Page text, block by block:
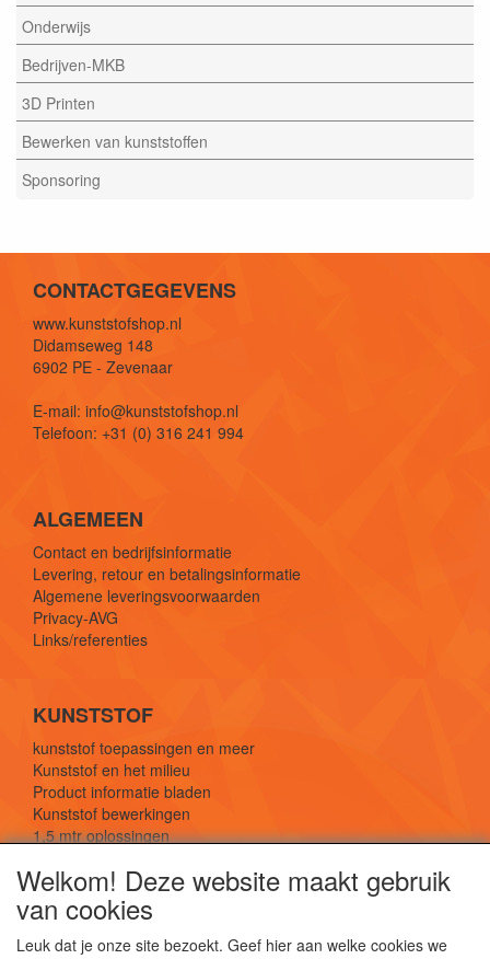
Onderwijs
Bedrijven-MKB
3D Printen
Bewerken van kunststoffen
Sponsoring
CONTACTGEGEVENS
www.kunststofshop.nl
Didamseweg 148
6902 PE - Zevenaar
E-mail: info@kunststofshop.nl
Telefoon: +31 (0) 316 241 994
ALGEMEEN
Contact en bedrijfsinformatie
Levering, retour en betalingsinformatie
Algemene leveringsvoorwaarden
Privacy-AVG
Links/referenties
KUNSTSTOF
kunststof toepassingen en meer
Kunststof en het milieu
Product informatie bladen
Kunststof bewerkingen
1,5 mtr oplossingen
SOCIALE MEDIA
Welkom! Deze website maakt gebruik
van cookies
Leuk dat je onze site bezoekt. Geef hier aan welke cookies we